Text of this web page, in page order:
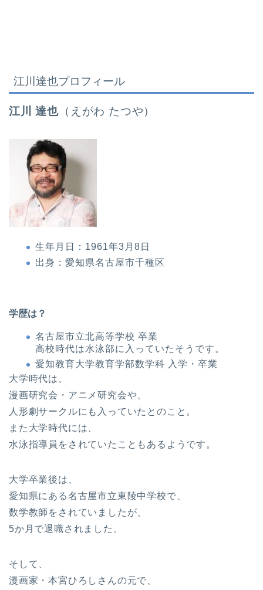
江川達也プロフィール
江川 達也 （えがわ たつや）
生年月日：1961年3月8日
出身：愛知県名古屋市千種区
学歴は？
名古屋市立北高等学校 卒業
高校時代は水泳部に入っていたそうです。
愛知教育大学教育学部数学科 入学・卒業
大学時代は、
漫画研究会・アニメ研究会や、
人形劇サークルにも入っていたとのこと。
また大学時代には、
水泳指導員をされていたこともあるようです。
大学卒業後は、
愛知県にある名古屋市立東陵中学校で、
数学教師をされていましたが、
5か月で退職されました。
そして、
漫画家・本宮ひろしさんの元で、